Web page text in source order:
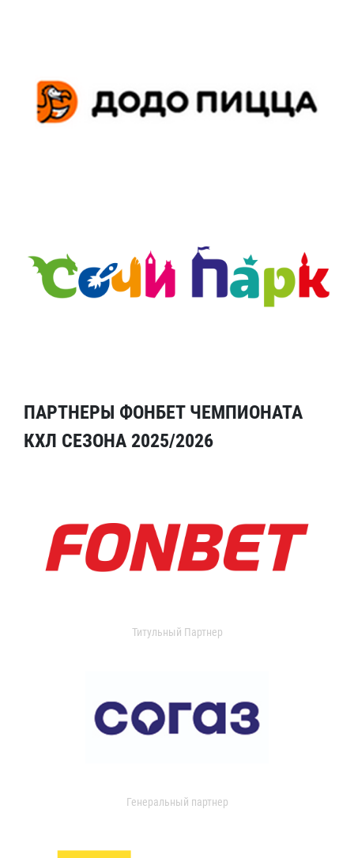
ПАРТНЕРЫ ФОНБЕТ ЧЕМПИОНАТА
КХЛ СЕЗОНА 2025/2026
Титульный Партнер
Генеральный партнер